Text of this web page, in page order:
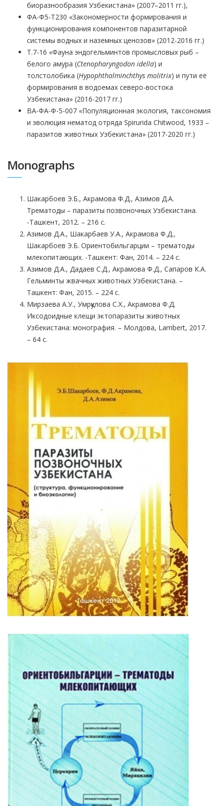
биоразнообразия Узбекистана» (2007–2011 гг.),
ФА-Ф5-Т230 «Закономерности формирования и
функционирования компонентов паразитарной
системы водных и наземных ценозов» (2012-2016 гг.)
Т.7-16 «Фауна эндогельминтов промысловых рыб –
белого амура (Ctenopharyngodon idella) и
толстолобика (Hypophthalminchthys molitrix) и пути её
формирования в водоемах северо-востока
Узбекистана» (2016-2017 гг.)
ВА-ФА-Ф-5-007 «Популяционная экология, таксономия
и эволюция нематод отряда Spirurida Chitwood, 1933 –
паразитов животных Узбекистана» (2017-2020 гг.)
Monographs
Шакарбоев Э.Б., Акрамова Ф.Д., Азимов Д.А.
Трематоды – паразиты позвоночных Узбекистана.
-Ташкент, 2012. – 216 с.
Азимов Д.А., Шакарбаев У.А., Акрамова Ф.Д.,
Шакарбоев Э.Б. Ориентобильгарции – трематоды
млекопитающих. -Ташкент: Фан, 2014. – 224 с.
Азимов Д.А., Дадаев С.Д., Акрамова Ф.Д., Сапаров К.А.
Гельминты жвачных животных Узбекистана. –
Ташкент: Фан, 2015. – 224 с.
Мирзаева А.У., Умрқулова С.Х., Акрамова Ф.Д.
Иксодоидные клещи эктопаразиты животных
Узбекистана: монография. – Молдова, Lambert, 2017.
– 64 с.